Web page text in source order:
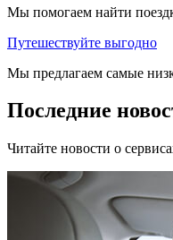
Мы помогаем найти
Путешествуйте выгодно
Мы предлагаем самые
Последние
Читайте новости о